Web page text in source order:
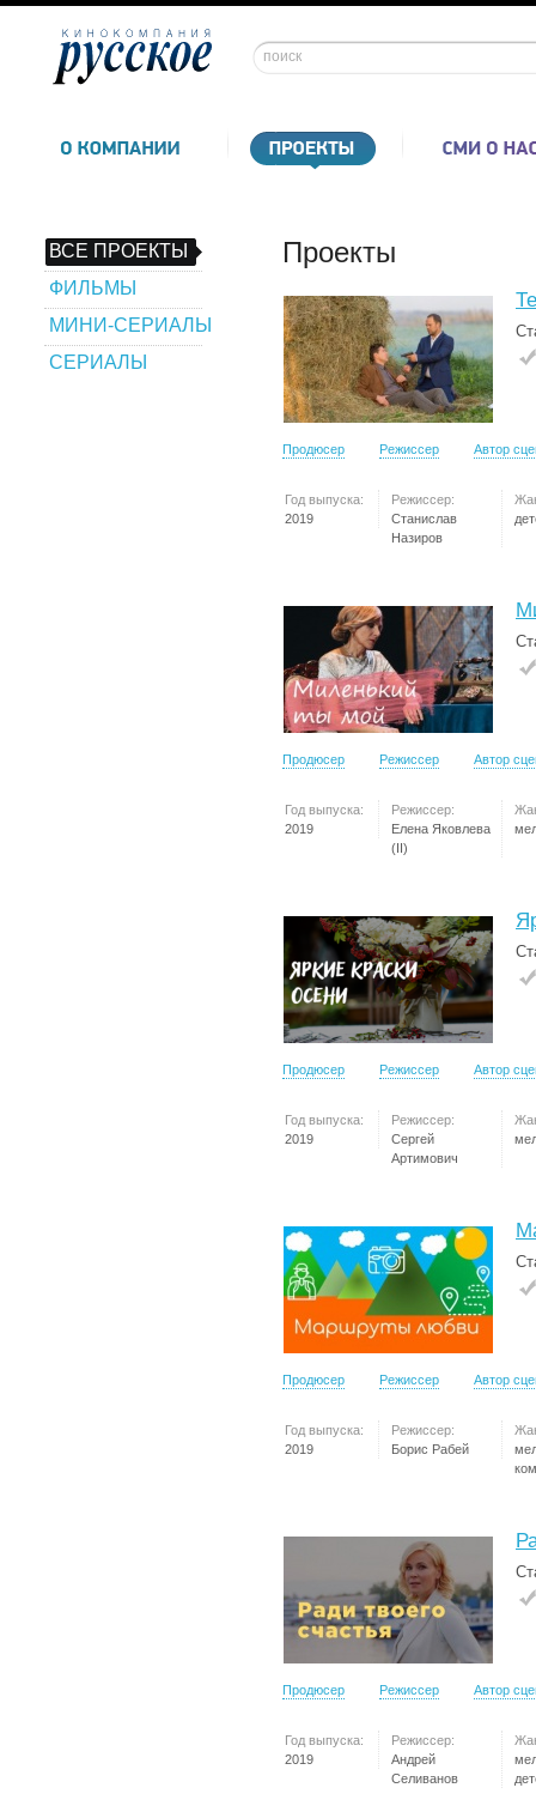
ВСЕ ПРОЕКТЫ
ФИЛЬМЫ
МИНИ-СЕРИАЛЫ
СЕРИАЛЫ
Проекты
Продюсер Режиссер Автор
Год выпуска:
2019
Режиссер:
Станислав
Назиров
Продюсер Режиссер Автор
Год выпуска:
2019
Режиссер:
Елена Яковлева
(II)
Продюсер Режиссер Автор
Год выпуска:
2019
Режиссер:
Сергей
Артимович
Продюсер Режиссер Автор
Год выпуска:
2019
Режиссер:
Борис Рабей
Продюсер Режиссер Автор
Год выпуска:
2019
Режиссер:
Андрей
Селиванов